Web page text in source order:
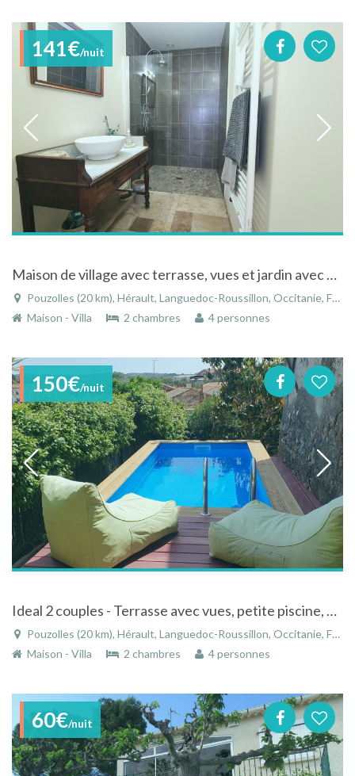
141€/nuit
Maison de village avec terrasse, vues et jardin avec petite piscine
Pouzolles (20 km), Hérault, Languedoc-Roussillon, Occitanie, France
Maison - Villa
2 chambres 4 personnes
150€/nuit
Ideal 2 couples - Terrasse avec vues, petite piscine, 2 chambres, 2 salles d'eau
Pouzolles (20 km), Hérault, Languedoc-Roussillon, Occitanie, France
Maison - Villa
2 chambres 4 personnes
60€/nuit